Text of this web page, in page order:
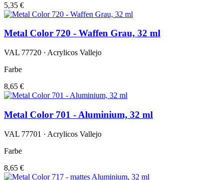
5,35 €
Metal Color 720 - Waffen Grau, 32 ml
VAL 77720 · Acrylicos Vallejo
Farbe
8,65 €
Metal Color 701 - Aluminium, 32 ml
VAL 77701 · Acrylicos Vallejo
Farbe
8,65 €